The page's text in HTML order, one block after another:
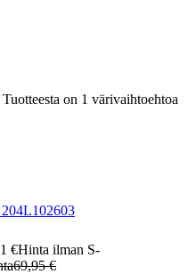
Tuotteesta on 1 värivaihtoehtoa
€Hinta ilman S-
69,95 €